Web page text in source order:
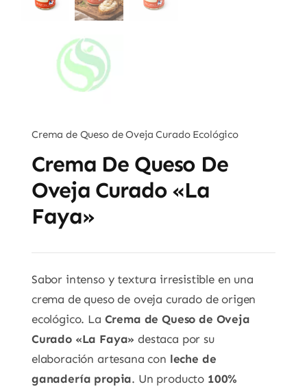
Crema de Queso de Oveja Curado Ecológico
Crema De Queso De
Oveja Curado «La
Faya»
Sabor intenso y textura irresistible en una
crema de queso de oveja curado de origen
ecológico. La Crema de Queso de Oveja
Curado «La Faya» destaca por su
elaboración artesana con leche de
ganadería propia. Un producto 100%